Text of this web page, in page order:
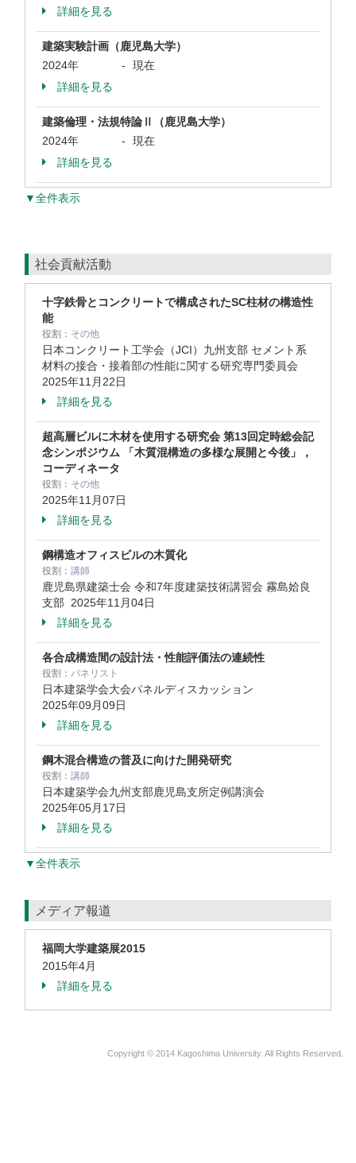
詳細を見る
建築実験計画（鹿児島大学）
2024年
-
現在
詳細を見る
建築倫理・法規特論Ⅱ（鹿児島大学）
2024年
-
現在
詳細を見る
▼全件表示
社会貢献活動
十字鉄骨とコンクリートで構成されたSC柱材の構造性
能
役割： その他
日本コンクリート工学会（JCI）九州支部 セメント系
材料の接合・接着部の性能に関する研究専門委員会
2025年11月22日
詳細を見る
超高層ビルに木材を使用する研究会 第13回定時総会記
念シンポジウム 「木質混構造の多様な展開と今後」，
コーディネータ
役割： その他
2025年11月07日
詳細を見る
鋼構造オフィスビルの木質化
役割： 講師
鹿児島県建築士会 令和7年度建築技術講習会 霧島姶良
支部 2025年11月04日
詳細を見る
各合成構造間の設計法・性能評価法の連続性
役割： パネリスト
日本建築学会大会パネルディスカッション
2025年09月09日
詳細を見る
鋼木混合構造の普及に向けた開発研究
役割： 講師
日本建築学会九州支部鹿児島支所定例講演会
2025年05月17日
詳細を見る
▼全件表示
メディア報道
福岡大学建築展2015
2015年4月
詳細を見る
Copyright © 2014 Kagoshima University. All Rights Reserved.